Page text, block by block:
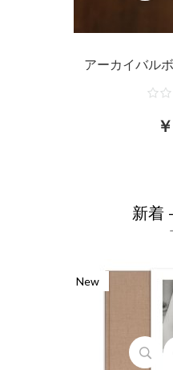
アーカイバル
新着
New